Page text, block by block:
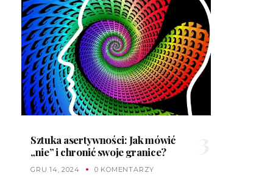
Sztuka asertywności: Jak mówić
„nie” i chronić swoje granice?
GRU 14, 2024 0 KOMENTARZY